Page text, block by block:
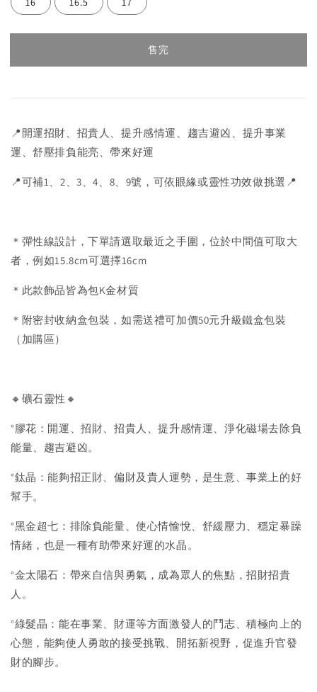
售完
📍開運招財、招貴人、提升感情運、趨吉避凶、提升事業
運、舒壓排負能亮、帶來好運
📍可補1、2、3、4、8、9號，可依眼緣或靈性功效做挑選📍
＊彈性線設計，下單請選取最近之手圍，位於中間值可取大
者，例如15.8cm可選擇16cm
＊此款飾品皆為包K金材質
＊附密封收納盒包裝，如需送禮可加價50元升級鐵盒包裝
（加購區）
🔸礦石靈性🔸
°膠花：開運、招財、招貴人、提升感情運、淨化磁場去除負
能量、趨吉避凶。
°鈦晶：能夠招正財、偏財及貴人運勢，是生意、事業上的好
幫手。
°黑金超七：排除負能量、使心情愉悅、舒緩壓力、穩定暴躁
情緒，也是一種有助帶來好運的水晶。
°金太陽石：帶來自信與勇氣，成為眾人的焦點，招財招貴
人。
°綠髮晶：能在事業、財運等方面激發人的鬥志、積極向上的
心態，能夠使人勇敢的接受挑戰、開拓新視野，促進升官發
財的腳步。